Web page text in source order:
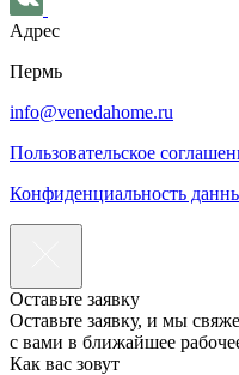
Адрес
Пермь
info@venedahome.ru
Пользовательское
Конфиденциальность
Оставьте заявку
Оставьте заявку, и мы
с вами в ближайшее
Как вас зовут